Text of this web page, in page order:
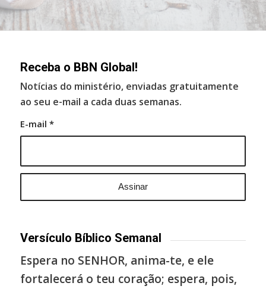
Receba o BBN Global!
Notícias do ministério, enviadas gratuitamente
ao seu e-mail a cada duas semanas.
E-mail *
Versículo Bíblico Semanal
Espera no SENHOR, anima-te, e ele
fortalecerá o teu coração; espera, pois,